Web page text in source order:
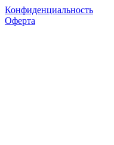
Конфиденциальность
Оферта